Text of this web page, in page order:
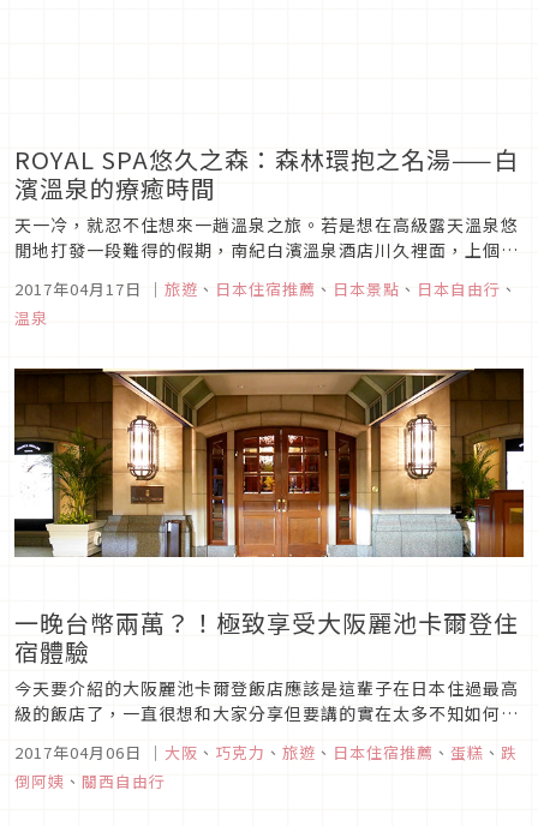
ROYAL SPA悠久之森：森林環抱之名湯——白
濱溫泉的療癒時間
天一冷，就忍不住想來一趟溫泉之旅。若是想在高級露天溫泉悠
閒地打發一段難得的假期，南紀白濱溫泉酒店川久裡面，上個月
2017年04月17日 ｜ 旅遊 、 日本住宿推薦 、 日本景點 、 日本自由行 、
温泉
一晚台幣兩萬？！極致享受大阪麗池卡爾登住
宿體驗
今天要介紹的大阪麗池卡爾登飯店應該是這輩子在日本住過最高
級的飯店了，一直很想和大家分享但要講的實在太多不知如何下
2017年04月06日 ｜ 大阪 、 巧克力 、 旅遊 、 日本住宿推薦 、 蛋糕 、 跌
倒阿姨 、 關西自由行